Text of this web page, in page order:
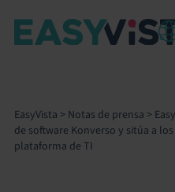
EasyVista > Notas de prensa >
de software Konverso y sitúa a
plataforma de TI